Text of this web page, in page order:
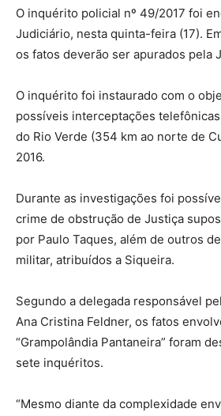
O inquérito policial nº 49/2017 foi
Judiciário, nesta quinta-feira (17).
os fatos deverão ser apurados pela
O inquérito foi instaurado com o
possíveis interceptações
do Rio Verde (354 km ao norte de
2016.
Durante as investigações foi
crime de obstrução de Justiça
por Paulo Taques, além de outros
militar, atribuídos a Siqueira.
Segundo a delegada responsável
Ana Cristina Feldner, os fatos
“Grampolândia Pantaneira” foram
sete inquéritos.
“Mesmo diante da complexidade